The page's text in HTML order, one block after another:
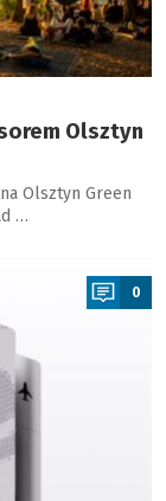
Olsztyn
Olsztyn Green
…
0